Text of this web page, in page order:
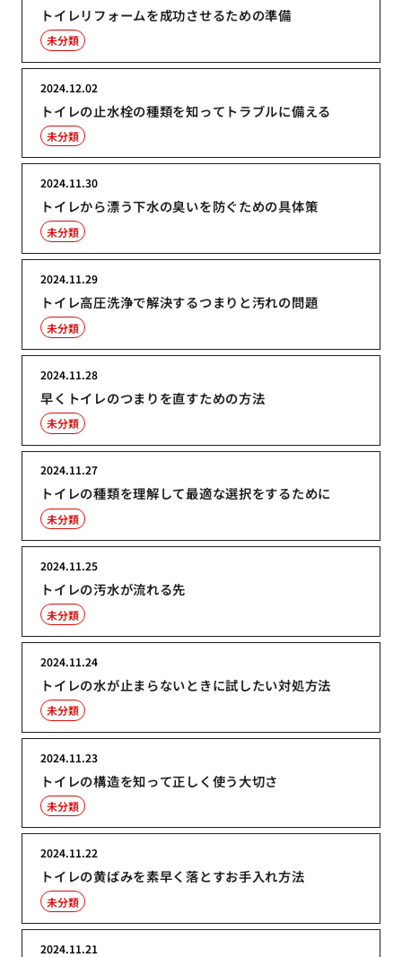
トイレリフォームを成功させるための準備
未分類
トイレの止水栓の種類を知ってトラブルに備える
2024.12.02
未分類
トイレから漂う下水の臭いを防ぐための具体策
2024.11.30
未分類
トイレ高圧洗浄で解決するつまりと汚れの問題
2024.11.29
未分類
早くトイレのつまりを直すための方法
2024.11.28
未分類
トイレの種類を理解して最適な選択をするために
2024.11.27
未分類
トイレの汚水が流れる先
2024.11.25
未分類
トイレの水が止まらないときに試したい対処方法
2024.11.24
未分類
トイレの構造を知って正しく使う大切さ
2024.11.23
未分類
トイレの黄ばみを素早く落とすお手入れ方法
2024.11.22
未分類
2024.11.21